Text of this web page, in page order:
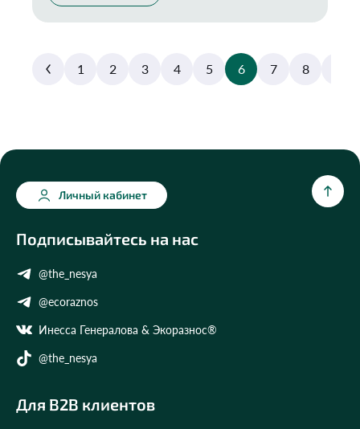
1 2 3 4 5 6 7 8
Подписывайтесь на нас
@the_nesya
@ecoraznos
Инесса Генералова & Экоразнос®
@the_nesya
Для B2B клиентов
Личный кабинет